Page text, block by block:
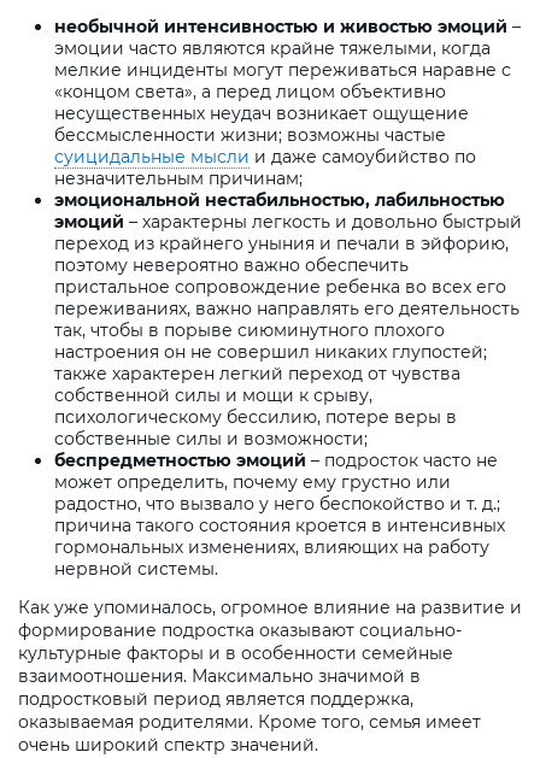
необычной интенсивностью и живостью эмоций –
эмоции часто являются крайне тяжелыми, когда
мелкие инциденты могут переживаться наравне с
«концом света», а перед лицом объективно
несущественных неудач возникает ощущение
бессмысленности жизни; возможны частые
суицидальные мысли и даже самоубийство по
незначительным причинам;
эмоциональной нестабильностью, лабильностью
эмоций – характерны легкость и довольно быстрый
переход из крайнего уныния и печали в эйфорию,
поэтому невероятно важно обеспечить
пристальное сопровождение ребенка во всех его
переживаниях, важно направлять его деятельность
так, чтобы в порыве сиюминутного плохого
настроения он не совершил никаких глупостей;
также характерен легкий переход от чувства
собственной силы и мощи к срыву,
психологическому бессилию, потере веры в
собственные силы и возможности;
беспредметностью эмоций – подросток часто не
может определить, почему ему грустно или
радостно, что вызвало у него беспокойство и т. д.;
причина такого состояния кроется в интенсивных
гормональных изменениях, влияющих на работу
нервной системы.
Как уже упоминалось, огромное влияние на развитие и
формирование подростка оказывают социально-
культурные факторы и в особенности семейные
взаимоотношения. Максимально значимой в
подростковый период является поддержка,
оказываемая родителями. Кроме того, семья имеет
очень широкий спектр значений.